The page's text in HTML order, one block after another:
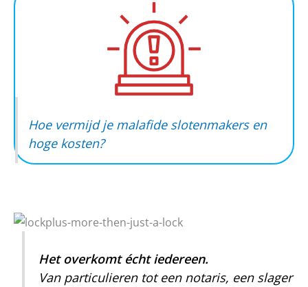
Hoe vermijd je malafide slotenmakers en
hoge kosten?
Het overkomt écht iedereen.
Van particulieren tot een notaris, een slager